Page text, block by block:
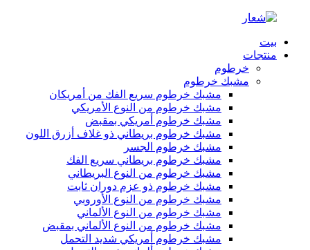
بيت
منتجات
خرطوم
مشبك خرطوم
مشبك خرطوم سريع الفك من أمريكان
مشبك خرطوم من النوع الأمريكي
مشبك خرطوم أمريكي بمقبض
مشبك خرطوم بريطاني ذو غلاف أزرق اللون
مشبك خرطوم الجسر
مشبك خرطوم بريطاني سريع الفك
مشبك خرطوم من النوع البريطاني
مشبك خرطوم ذو عزم دوران ثابت
مشبك خرطوم من النوع الأوروبي
مشبك خرطوم من النوع الألماني
مشبك خرطوم من النوع الألماني بمقبض
مشبك خرطوم أمريكي شديد التحمل